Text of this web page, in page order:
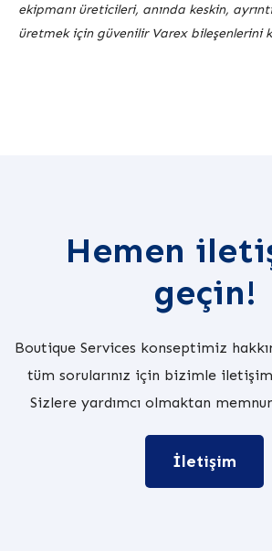
ekipmanı üreticileri, anında keskin,
üretmek için güvenilir Varex bileşenlerini
Hemen
geçin!
Boutique Services konseptimiz
tüm sorularınız için bizimle
Sizlere yardımcı olmaktan
İletişim